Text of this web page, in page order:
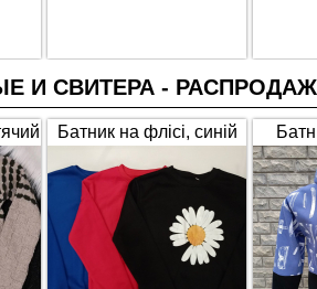
И СВИТЕРА -
Батник на флісі, синій